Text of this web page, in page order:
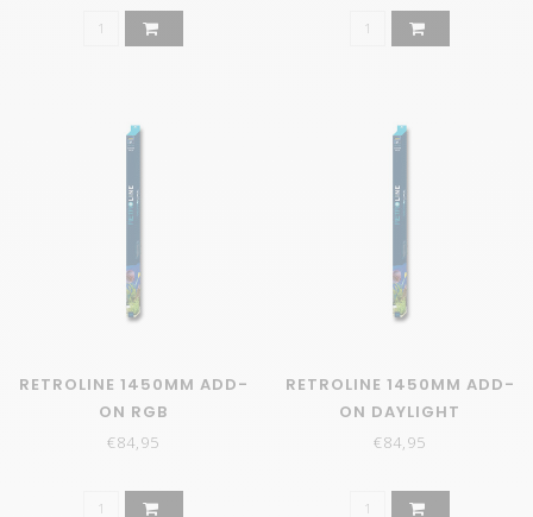
RETROLINE 1450MM ADD-
ON RGB
€84,95
RETROLINE 1450MM ADD-
ON DAYLIGHT
€84,95